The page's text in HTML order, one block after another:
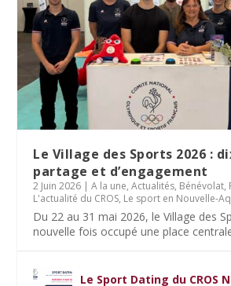
Le Village des Sports 2026 :
partage et d’engagement
2 Juin 2026 |A la une,Actualités, Bénévolat,
L'actualité du CROS, Le sport en Nouvelle-
Du 22 au 31 mai 2026, le Village des
nouvelle fois occupé une place
Le Sport Dating du CROS